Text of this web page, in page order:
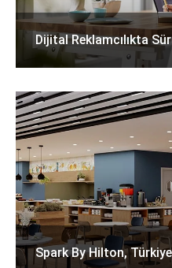
Dijital Reklamcılıkta
Spark By Hilton,